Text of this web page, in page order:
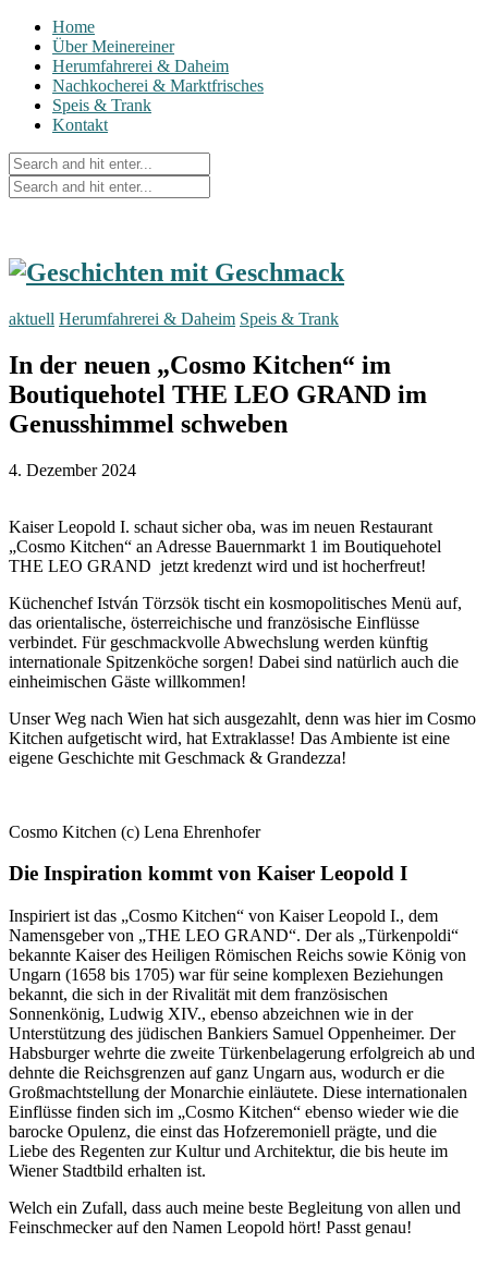
Home
Über Meinereiner
Herumfahrerei & Daheim
Nachkocherei & Marktfrisches
Speis & Trank
Kontakt
aktuell Herumfahrerei & Daheim Speis & Trank
In der neuen „Cosmo Kitchen“ im
Boutiquehotel THE LEO GRAND im
Genusshimmel schweben
4. Dezember 2024
Kaiser Leopold I. schaut sicher oba, was im neuen Restaurant
„Cosmo Kitchen“ an Adresse Bauernmarkt 1 im Boutiquehotel
THE LEO GRAND jetzt kredenzt wird und ist hocherfreut!
Küchenchef István Törzsök tischt ein kosmopolitisches Menü auf,
das orientalische, österreichische und französische Einflüsse
verbindet. Für geschmackvolle Abwechslung werden künftig
internationale Spitzenköche sorgen! Dabei sind natürlich auch die
einheimischen Gäste willkommen!
Unser Weg nach Wien hat sich ausgezahlt, denn was hier im Cosmo
Kitchen aufgetischt wird, hat Extraklasse! Das Ambiente ist eine
eigene Geschichte mit Geschmack & Grandezza!
Cosmo Kitchen (c) Lena Ehrenhofer
Die Inspiration kommt von Kaiser Leopold I
Inspiriert ist das „Cosmo Kitchen“ von Kaiser Leopold I., dem
Namensgeber von „THE LEO GRAND“. Der als „Türkenpoldi“
bekannte Kaiser des Heiligen Römischen Reichs sowie König von
Ungarn (1658 bis 1705) war für seine komplexen Beziehungen
bekannt, die sich in der Rivalität mit dem französischen
Sonnenkönig, Ludwig XIV., ebenso abzeichnen wie in der
Unterstützung des jüdischen Bankiers Samuel Oppenheimer. Der
Habsburger wehrte die zweite Türkenbelagerung erfolgreich ab und
dehnte die Reichsgrenzen auf ganz Ungarn aus, wodurch er die
Großmachtstellung der Monarchie einläutete. Diese internationalen
Einflüsse finden sich im „Cosmo Kitchen“ ebenso wieder wie die
barocke Opulenz, die einst das Hofzeremoniell prägte, und die
Liebe des Regenten zur Kultur und Architektur, die bis heute im
Wiener Stadtbild erhalten ist.
Welch ein Zufall, dass auch meine beste Begleitung von allen und
Feinschmecker auf den Namen Leopold hört! Passt genau!